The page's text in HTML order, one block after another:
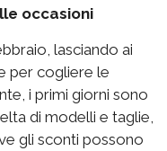
occasioni
lasciando ai
per cogliere le
i primi giorni sono
di modelli e taglie,
gli sconti possono